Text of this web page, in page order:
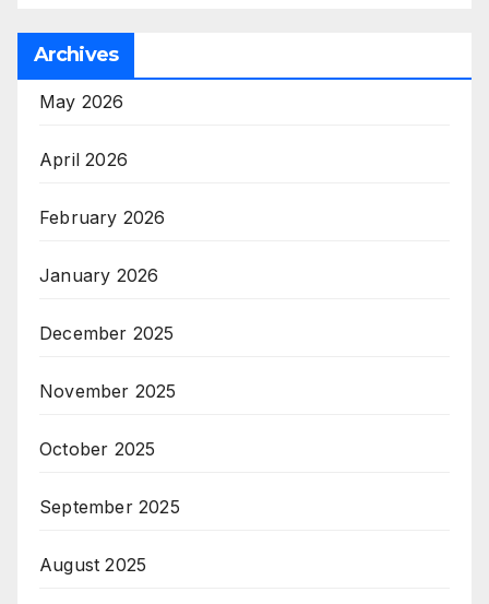
Archives
May 2026
April 2026
February 2026
January 2026
December 2025
November 2025
October 2025
September 2025
August 2025